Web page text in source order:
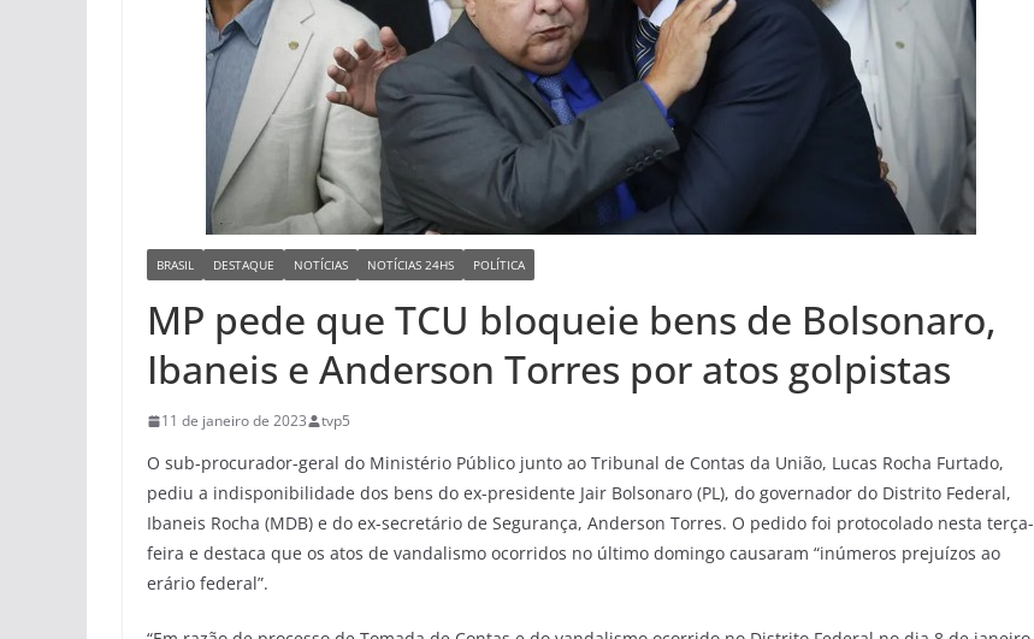
BRASIL DESTAQUE NOTÍCIAS NOTÍCIAS 24HS POLÍTICA
MP pede que TCU bloqueie bens de Bolsonaro,
Ibaneis e Anderson Torres por atos golpistas
11 de janeiro de 2023 tvp5
O sub-procurador-geral do Ministério Público junto ao Tribunal de Contas da União, Lucas Rocha Furtado,
pediu a indisponibilidade dos bens do ex-presidente Jair Bolsonaro (PL), do governador do Distrito Federal,
Ibaneis Rocha (MDB) e do ex-secretário de Segurança, Anderson Torres. O pedido foi protocolado nesta terça-
feira e destaca que os atos de vandalismo ocorridos no último domingo causaram “inúmeros prejuízos ao
erário federal”.